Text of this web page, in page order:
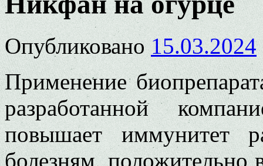
Опубликовано 15.03.2024
Применение
разработанной
повыша­ет иммунитет
болезням,